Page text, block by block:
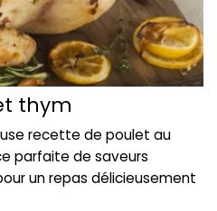
thym
recette de poulet au
parfaite de saveurs
un repas délicieusement